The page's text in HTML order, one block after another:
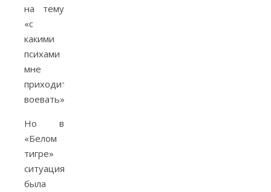
на тему
«с
какими
психами
мне
приходится
воевать».
Но в
«Белом
тигре»
ситуация
была